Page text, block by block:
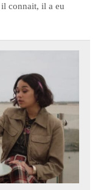
connait, il a eu